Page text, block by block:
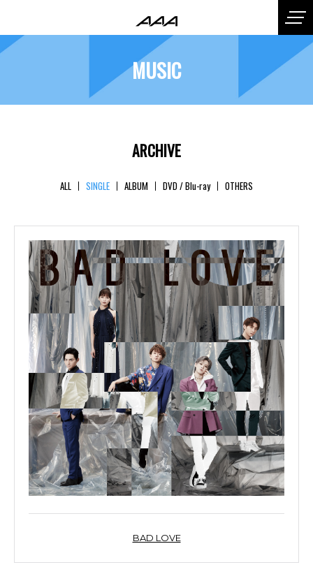
MUSIC
ARCHIVE
ALL SINGLE ALBUM DVD / Blu-ray OTHERS
BAD LOVE